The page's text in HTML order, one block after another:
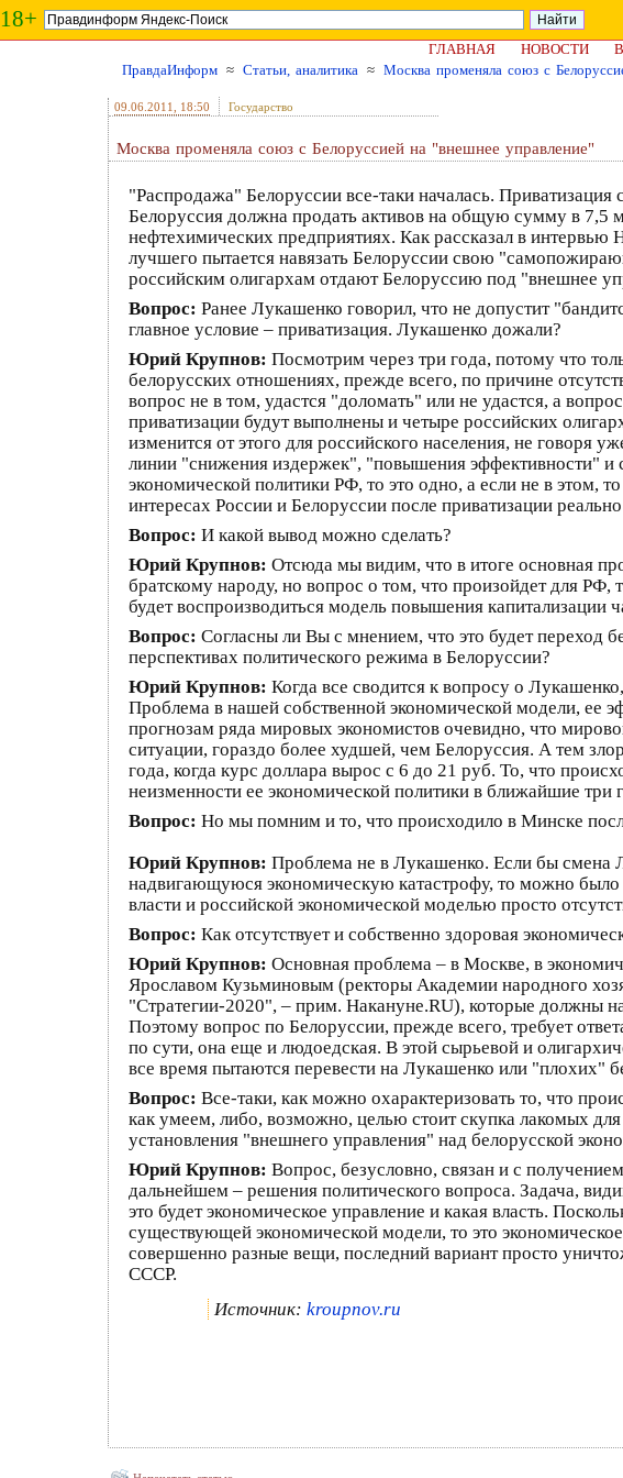
18+
ГЛАВНАЯ
НОВОСТИ
ПравдаИнформ ≈ Статьи, аналитика ≈ Москва променяла союз с
09.06.2011 , 18:50 Государство
Москва променяла союз с Белоруссией на "внешнее управление"
"Распродажа" Белоруссии все-таки началась.
Белоруссия должна продать активов на общую сумму в 7,5
нефтехимических предприятиях. Как рассказал в
лучшего пытается навязать Белоруссии свою
российским олигархам отдают Белоруссию под "внешнее
Вопрос: Ранее Лукашенко говорил, что не допустит
главное условие – приватизация. Лукашенко дожали?
Юрий Крупнов: Посмотрим через три года, потому что
белорусских отношениях, прежде всего, по причине
вопрос не в том, удастся "доломать" или не удастся, а
приватизации будут выполнены и четыре российских
изменится от этого для российского населения, не говоря
линии "снижения издержек", "повышения эффективности" и
экономической политики РФ, то это одно, а если не в этом,
интересах России и Белоруссии после приватизации реально
Вопрос: И какой вывод можно сделать?
Юрий Крупнов: Отсюда мы видим, что в итоге основная
братскому народу, но вопрос о том, что произойдет для
будет воспроизводиться модель повышения
Вопрос: Согласны ли Вы с мнением, что это будет переход
перспективах политического режима в Белоруссии?
Юрий Крупнов: Когда все сводится к вопросу о
Проблема в нашей собственной экономической модели, ее
прогнозам ряда мировых экономистов очевидно, что
ситуации, гораздо более худшей, чем Белоруссия. А тем
года, когда курс доллара вырос с 6 до 21 руб. То, что
неизменности ее экономической политики в ближайшие три
Вопрос: Но мы помним и то, что происходило в Минске
Юрий Крупнов: Проблема не в Лукашенко. Если бы смена
надвигающуюся экономическую катастрофу, то можно было
власти и российской экономической моделью просто
Вопрос: Как отсутствует и собственно здоровая
Юрий Крупнов: Основная проблема – в Москве, в
Ярославом Кузьминовым (ректоры Академии народного
"Стратегии-2020", – прим. Накануне.RU), которые должны
Поэтому вопрос по Белоруссии, прежде всего, требует
по сути, она еще и людоедская. В этой сырьевой и
все время пытаются перевести на Лукашенко или "плохих"
Вопрос: Все-таки, как можно охарактеризовать то, что
как умеем, либо, возможно, целью стоит скупка лакомых
установления "внешнего управления" над белорусской
Юрий Крупнов: Вопрос, безусловно, связан и с
дальнейшем – решения политического вопроса. Задача,
это будет экономическое управление и какая власть.
существующей экономической модели, то это
совершенно разные вещи, последний вариант просто
СССР.
Источник: kroupnov.ru